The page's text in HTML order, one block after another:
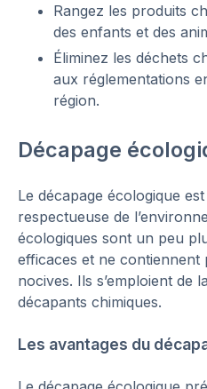
Rangez les produits
des enfants et des
Éliminez les déchets
aux réglementations
région.
Décapage
Le décapage écologique
respectueuse de
écologiques sont un peu
efficaces et ne contiennent
nocives. Ils s’emploient de
décapants chimiques.
Les avantages du